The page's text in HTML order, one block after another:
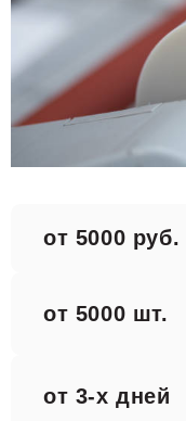
от 5000 руб.
от 5000 шт.
от 3-х дней